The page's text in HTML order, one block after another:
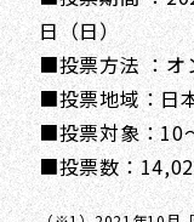
日（日）
■投票方法 ：オ
■投票地域：日
■投票対象：10
■投票数：